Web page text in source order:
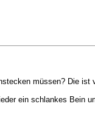
müssen? Die ist
ein schlankes Bein